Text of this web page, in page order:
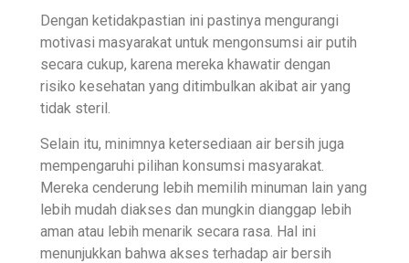
Dengan ketidakpastian ini pastinya mengurangi
motivasi masyarakat untuk mengonsumsi air putih
secara cukup, karena mereka khawatir dengan
risiko kesehatan yang ditimbulkan akibat air yang
tidak steril.
Selain itu, minimnya ketersediaan air bersih juga
mempengaruhi pilihan konsumsi masyarakat.
Mereka cenderung lebih memilih minuman lain yang
lebih mudah diakses dan mungkin dianggap lebih
aman atau lebih menarik secara rasa. Hal ini
menunjukkan bahwa akses terhadap air bersih